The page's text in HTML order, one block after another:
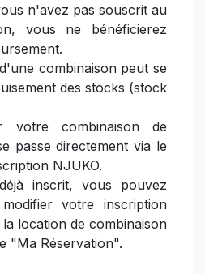
n'avez pas souscrit au
vous ne bénéficierez
combinaison peut se
des stocks (stock
votre combinaison de
passe directement via le
NJUKO.
inscrit, vous pouvez
votre inscription
location de combinaison
"Ma Réservation".